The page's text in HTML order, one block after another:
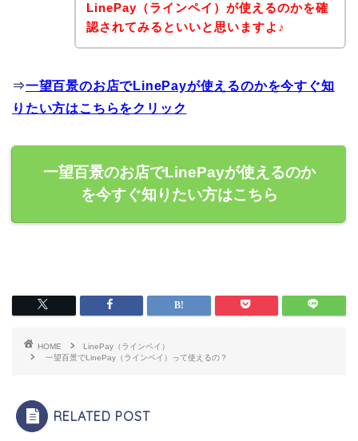
LinePay（ラインペイ）が使えるのかを確
認されてみるといいと思いますよ♪
⇒一望百景のお店でLinePayが使えるのかを今すぐ知
りたい方はこちらをクリック
一望百景のお店でLinePayが使えるのか
を今すぐ知りたい方はこちら
HOME
LinePay（ラインペイ）
一望百景でLinePay（ラインペイ）って使えるの？
RELATED POST